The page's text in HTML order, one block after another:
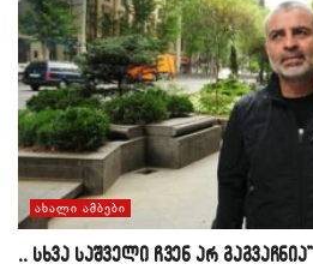
ᲐᲮᲐᲚᲘ ᲐᲛᲑᲔᲑᲘ
,, სხვა საშველი ჩვენ არ